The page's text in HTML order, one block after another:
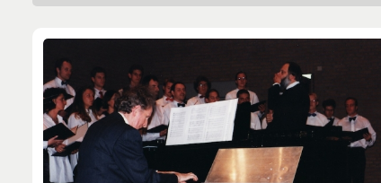
Hoe het
Een
Werken